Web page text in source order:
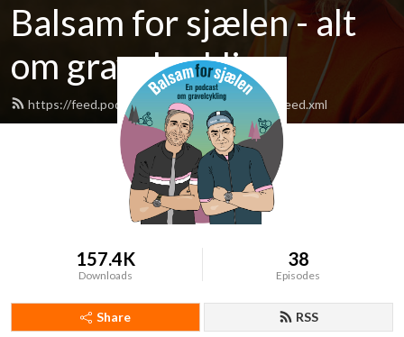
Balsam for sjælen - alt
om gravel cykling
https://feed.podbean.com/balsamforsjaelen/feed.xml
157.4K
Downloads
38
Episodes
Share RSS